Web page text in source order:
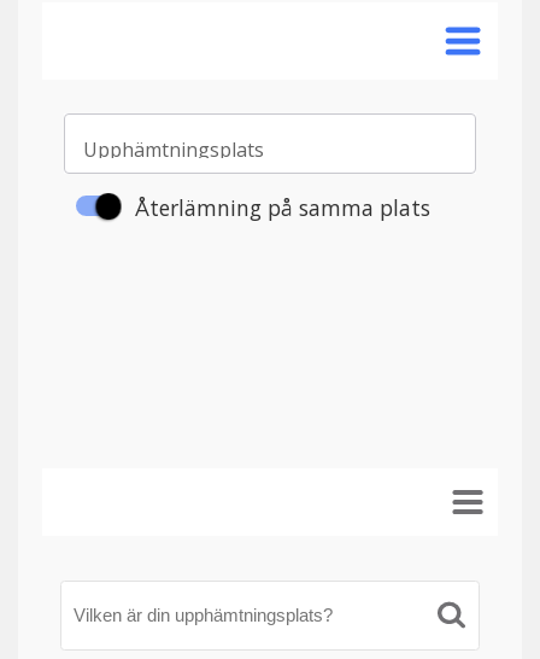
Vilken är din upphämtningsplats?